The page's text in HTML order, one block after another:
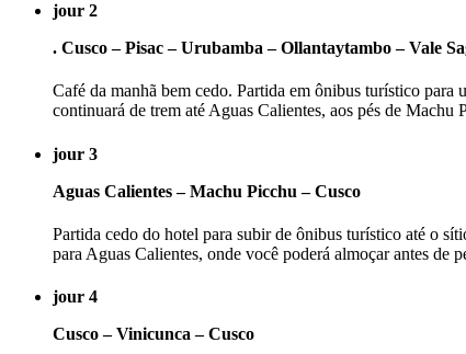
jour 2
. Cusco – Pisac – Urubamba – Ollantaytambo – Vale
Café da manhã bem cedo. Partida em ônibus turístico para
continuará de trem até Aguas Calientes, aos pés de
jour 3
Aguas Calientes – Machu Picchu – Cusco
Partida cedo do hotel para subir de ônibus turístico até o
para Aguas Calientes, onde você poderá almoçar antes
jour 4
Cusco – Vinicunca – Cusco